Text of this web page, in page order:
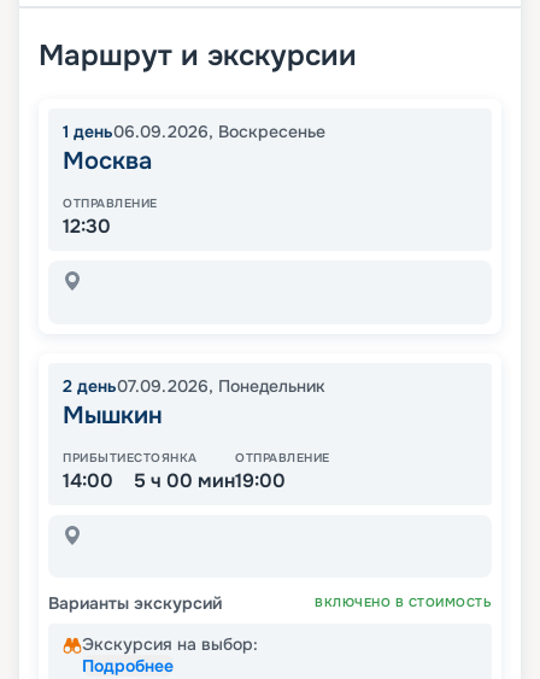
Маршрут и экскурсии
1 день06.09.2026, Воскресенье
Москва
ОТПРАВЛЕНИЕ
12:30
2 день07.09.2026, Понедельник
Мышкин
ПРИБЫТИЕ
14:00
СТОЯНКА
5 ч 00 мин
ОТПРАВЛЕНИЕ
19:00
Варианты экскурсий ВКЛЮЧЕНО В СТОИМОСТЬ
Экскурсия на выбор:
Подробнее